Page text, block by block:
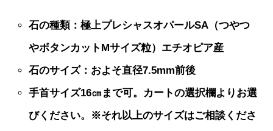
石の種類：極上プレシャスオパールSA（つやつ
やボタンカットMサイズ粒）エチオピア産
石のサイズ：およそ直径7.5mm前後
手首サイズ16㎝まで可。カートの選択欄よりお選
びください。※それ以上のサイズはご相談くださ